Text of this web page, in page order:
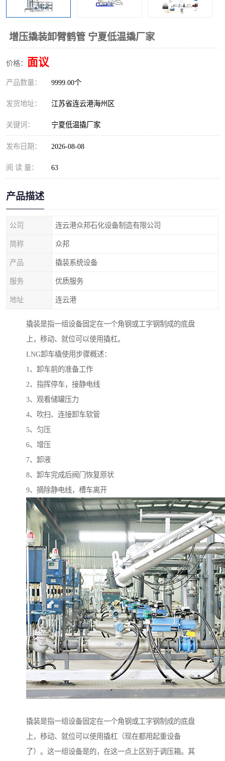
增压撬装卸臂鹤管 宁夏低温撬厂家
价格： 面议
产品数量： 9999.00个
发货地址： 江苏省连云港海州区
关键词： 宁夏低温撬厂家
发布日期： 2026-08-08
阅 读 量： 63
产品描述
公司 连云港众邦石化设备制造有限公司
简称 众邦
产品 撬装系统设备
服务 优质服务
地址 连云港
撬装是指一组设备固定在一个角钢或工字钢制成的底盘
上，移动、就位可以使用撬杠。
LNG卸车橇使用步骤概述：
1、卸车前的准备工作
2、指挥停车，接静电线
3、观看储罐压力
4、吹扫、连接卸车软管
5、匀压
6、增压
7、卸液
8、卸车完成后阀门恢复原状
9、摘除静电线，槽车离开
撬装是指一组设备固定在一个角钢或工字钢制成的底盘
上，移动、就位可以使用撬杠（现在都用起重设备
了）。这一组设备是的，在这一点上区别于调压箱。其